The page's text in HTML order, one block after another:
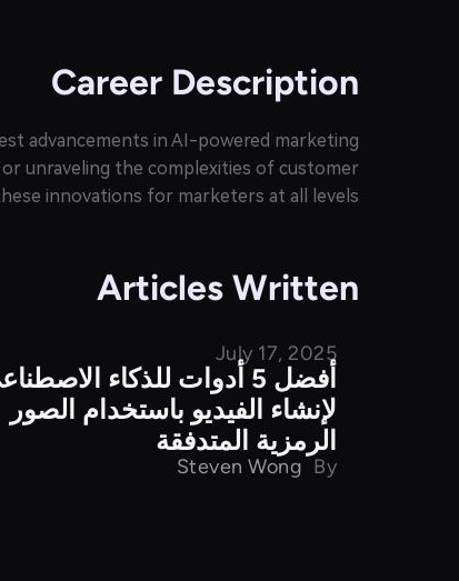
Career Description
advancements in AI-powered marketing
unraveling the complexities of customer
innovations for marketers at all levels.
Articles Written
مقارنة المنتجات
July 17, 2025
أفضل 5 أدوات للذكاء
لإنشاء الفيديو باستخدام الصور
الرمزية المتدفقة
By
Steven Wong